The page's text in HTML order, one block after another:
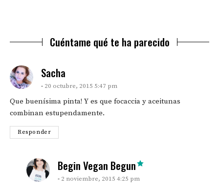
Cuéntame qué te ha parecido
Sacha
20 octubre, 2015 5:47 pm
Que buenísima pinta! Y es que focaccia y aceitunas
combinan estupendamente.
Responder
Begin Vegan Begun says:
2 noviembre, 2015 4:25 pm